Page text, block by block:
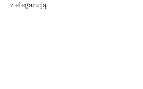
z elegancją